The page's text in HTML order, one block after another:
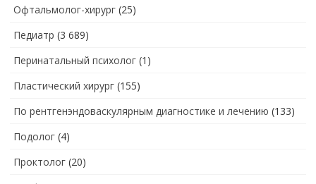
Офтальмолог-хирург (25)
Педиатр (3 689)
Перинатальный психолог (1)
Пластический хирург (155)
По рентгенэндоваскулярным диагностике и лечению (133)
Подолог (4)
Проктолог (20)